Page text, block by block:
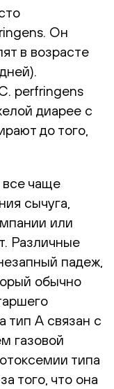
Он
в возрасте
perfringens
диарее с
до того,
все чаще
сычуга,
или
Различные
падеж,
обычно
тип А связан с
газовой
типа
того, что она